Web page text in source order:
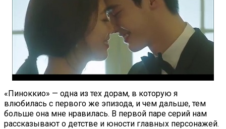
«Пиноккио» — одна из тех дорам, в которую я
влюбилась с первого же эпизода, и чем дальше, тем
больше она мне нравилась. В первой паре серий нам
рассказывают о детстве и юности главных персонажей.